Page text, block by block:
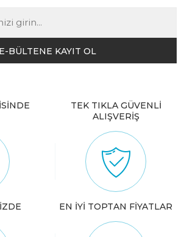
E-BÜLTENE KAYIT OL
TEK TIKLA GÜVENLİ
ALIŞVERİŞ
EN İYİ TOPTAN FİYATLAR